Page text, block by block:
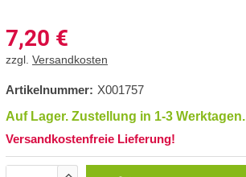
7,20 €
zzgl. Versandkosten
Artikelnummer: X001757
Auf Lager. Zustellung in 1-3 Werktagen.
Versandkostenfreie Lieferung!